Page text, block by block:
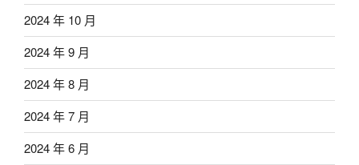
2024 年 10 月
2024 年 9 月
2024 年 8 月
2024 年 7 月
2024 年 6 月